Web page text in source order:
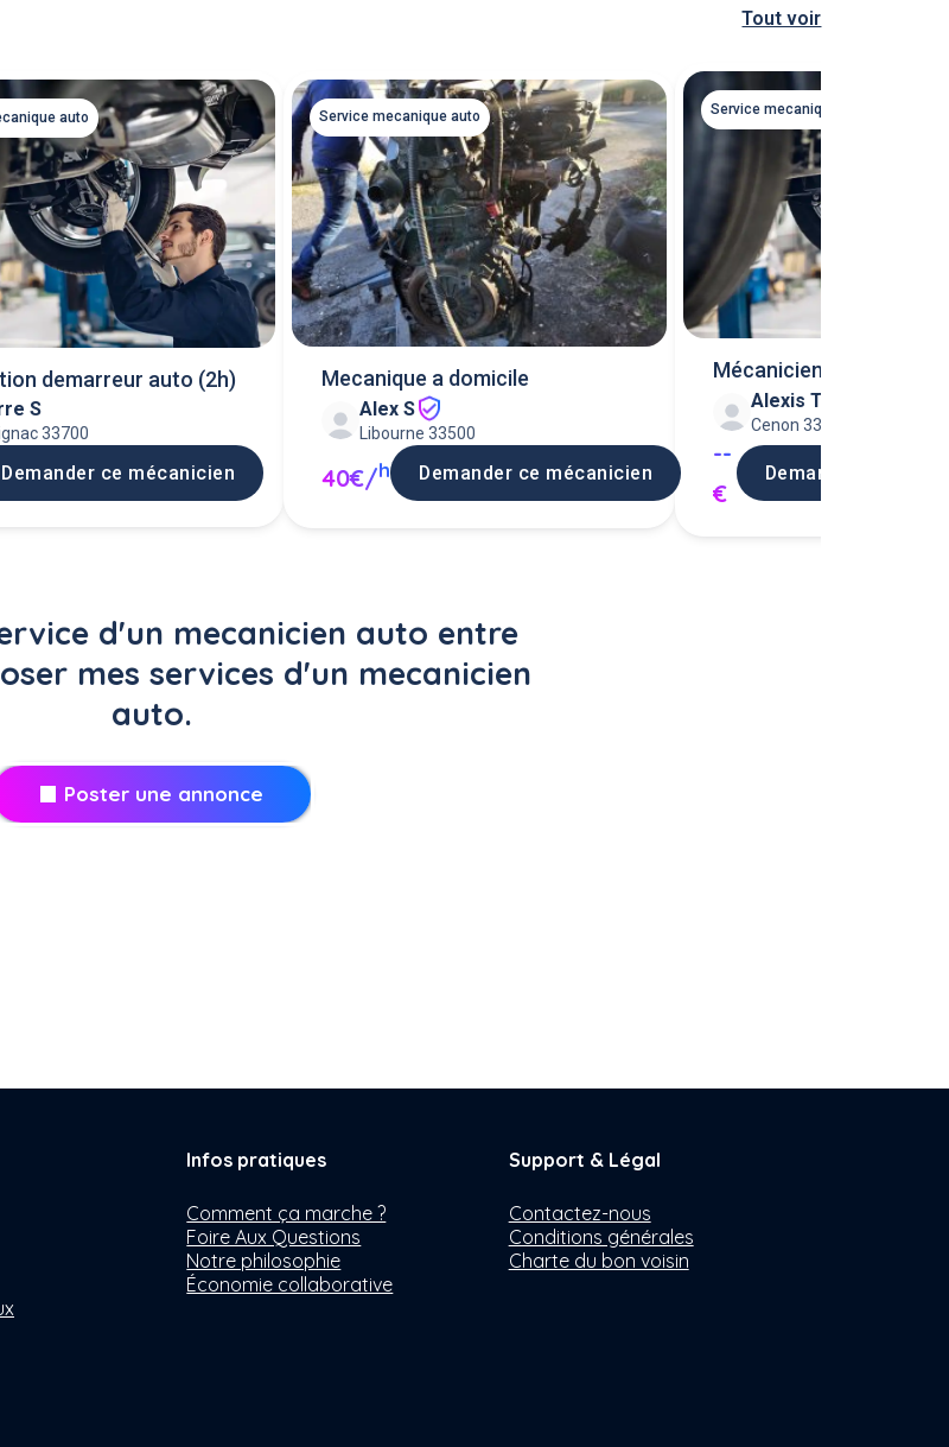
Tout voir
auto
demarreur auto (2h)
S
33700
Demander ce mécanicien
Service mecanique auto
Mecanique a domicile
Alex S
Libourne 33500
40€/h Demander ce mécanicien
Service mecanique auto
Mécanicien poid lourd et
automobile
Alexis T
Cenon 33150
--
€
Demander ce
d'un mecanicien auto entre
mes services d'un mecanicien
auto.
Poster une annonce
Infos pratiques
Comment ça marche ?
Foire Aux Questions
Notre philosophie
Économie collaborative
Support & Légal
Contactez-nous
Conditions générales
Charte du bon voisin